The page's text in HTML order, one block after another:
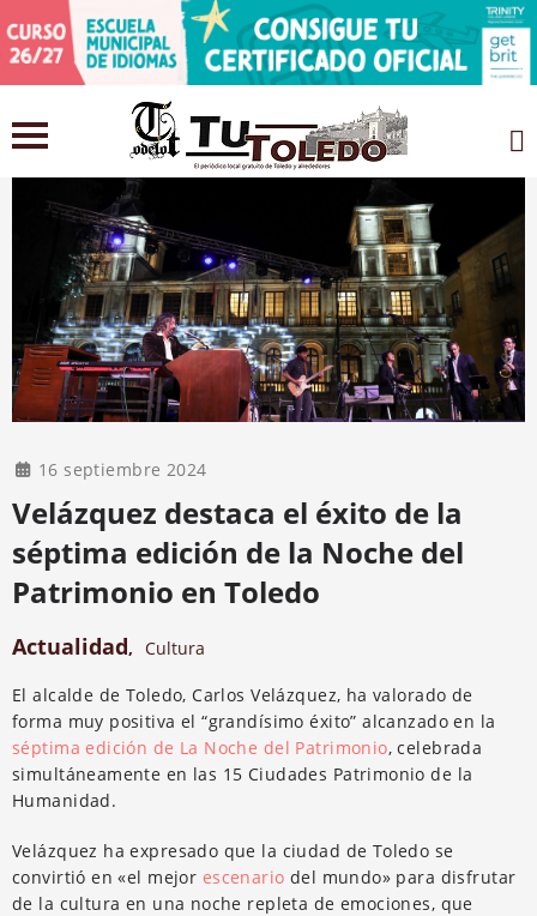
16 septiembre 2024
Velázquez destaca el éxito de la
séptima edición de la Noche del
Patrimonio en Toledo
Actualidad, Cultura
El alcalde de Toledo, Carlos Velázquez, ha valorado de
forma muy positiva el “grandísimo éxito” alcanzado en la
séptima edición de La Noche del Patrimonio, celebrada
simultáneamente en las 15 Ciudades Patrimonio de la
Humanidad.
Velázquez ha expresado que la ciudad de Toledo se
convirtió en «el mejor escenario del mundo» para disfrutar
de la cultura en una noche repleta de emociones, que